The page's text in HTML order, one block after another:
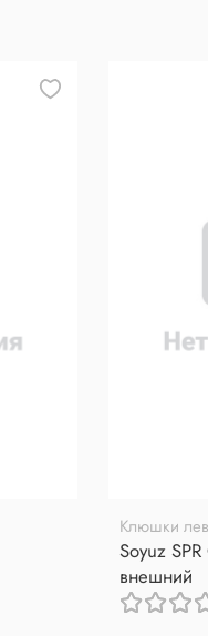
Клюшки
Soyuz
внешний